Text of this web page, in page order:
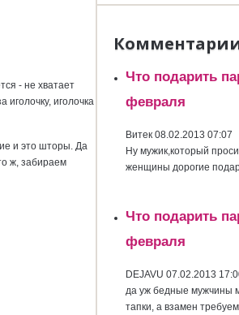
- не хватает
иголочку, иголочка
и это шторы. Да
ж, забираем
Что подарить
февраля
Витек 08.02.2013 07:07
Ну мужик,который
женщины дорогие
Что подарить
февраля
DEJAVU 07.02.2013
да уж бедные мужчины
тапки, а взамен